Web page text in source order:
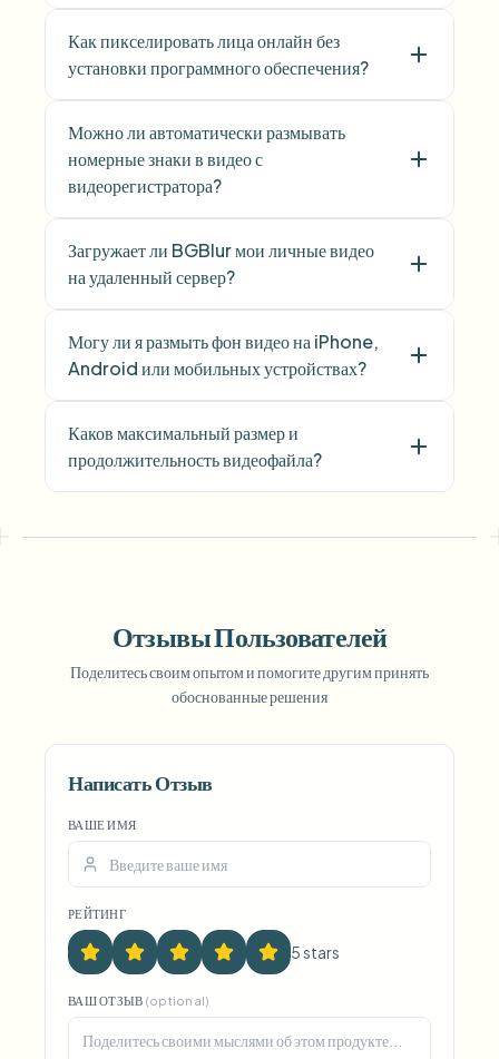
Как пикселировать лица онлайн без
установки программного обеспечения?
Можно ли автоматически размывать
номерные знаки в видео с
видеорегистратора?
Загружает ли BGBlur мои личные видео
на удаленный сервер?
Могу ли я размыть фон видео на iPhone,
Android или мобильных устройствах?
Каков максимальный размер и
продолжительность видеофайла?
Отзывы Пользователей
Поделитесь своим опытом и помогите другим принять
обоснованные решения
Написать Отзыв
ВАШЕ ИМЯ
РЕЙТИНГ
5stars
ВАШ ОТЗЫВ (optional)